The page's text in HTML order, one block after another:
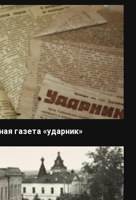
газета «ударник»